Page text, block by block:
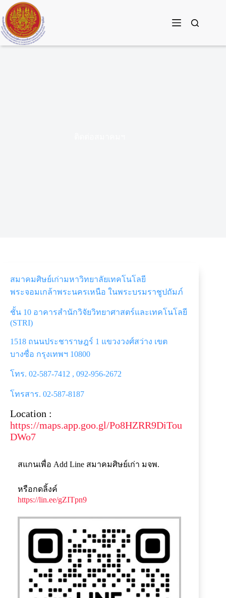
Skip
content
สมาคมศิษย์เก่ามหาวิทยาลัยเทคโนโลยี
พระจอมเกล้าพระนครเหนือ ในพระบรมราชูปถัมภ์
ชั้น 10 อาคารสำนักวิจัยวิทยาศาสตร์และเทคโนโลยี
(STRI)
1518 ถนนประชาราษฎร์ 1 แขวงวงศ์สว่าง เขต
บางซื่อ กรุงเทพฯ 10800
โทร. 02-587-7412 , 092-956-2672
โทรสาร. 02-587-8187
Location :
https://maps.app.goo.gl/Po8HZRR9DiTou
DWo7
สแกนเพื่อ Add Line สมาคมศิษย์เก่า มจพ.
หรือกดลิ้งค์
https://lin.ee/gZITpn9